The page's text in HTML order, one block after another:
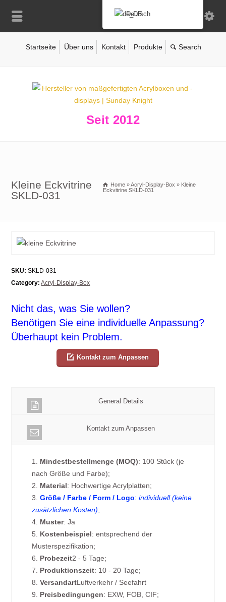
Startseite Über uns Kontakt Produkte
Seit 2012
Kleine Eckvitrine
SKLD-031
Home »Acryl-Display-Box » Kleine
Eckvitrine SKLD-031
SKU: SKLD-031
Category: Acryl-Display-Box
Nicht das, was Sie wollen?
Benötigen Sie eine individuelle Anpassung?
Überhaupt kein Problem.
Kontakt zum Anpassen
General Details
Kontakt zum Anpassen
1. Mindestbestellmenge (MOQ): 100 Stück (je
nach Größe und Farbe);
2. Material: Hochwertige Acrylplatten;
3.Größe / Farbe / Form / Logo:individuell (keine
zusätzlichen Kosten);
4. Muster: Ja
5. Kostenbeispiel: entsprechend der
Musterspezifikation;
6. Probezeit2 - 5 Tage;
7. Produktionszeit: 10 - 20 Tage;
8.VersandartLuftverkehr / Seefahrt
9. Preisbedingungen: EXW, FOB, CIF;
Deutsch